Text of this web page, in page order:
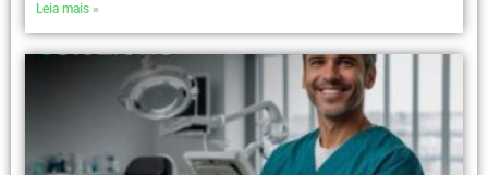
Leia mais »